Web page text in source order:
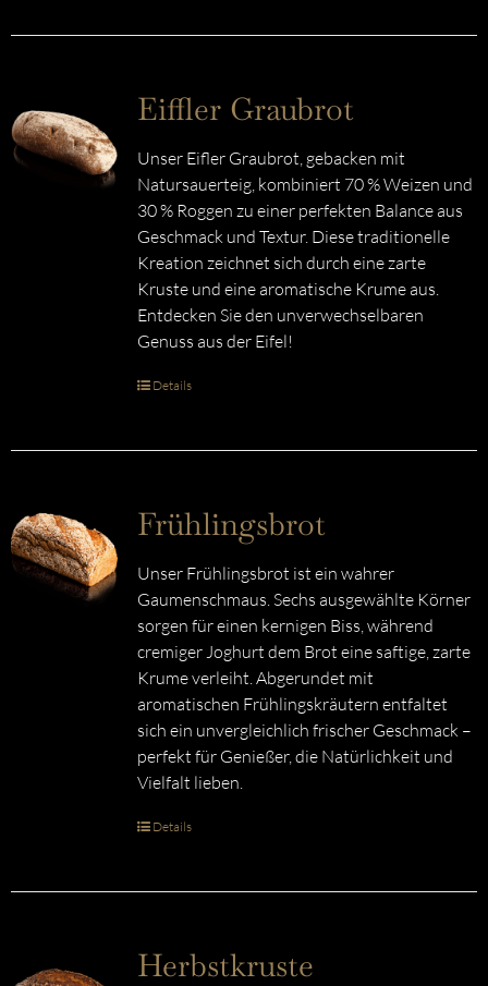
Eiffler Graubrot
Unser Eifler Graubrot, gebacken mit
Natursauerteig, kombiniert 70 % Weizen und
30 % Roggen zu einer perfekten Balance aus
Geschmack und Textur. Diese traditionelle
Kreation zeichnet sich durch eine zarte
Kruste und eine aromatische Krume aus.
Entdecken Sie den unverwechselbaren
Genuss aus der Eifel!
Details
Frühlingsbrot
Unser Frühlingsbrot ist ein wahrer
Gaumenschmaus. Sechs ausgewählte Körner
sorgen für einen kernigen Biss, während
cremiger Joghurt dem Brot eine saftige, zarte
Krume verleiht. Abgerundet mit
aromatischen Frühlingskräutern entfaltet
sich ein unvergleichlich frischer Geschmack –
perfekt für Genießer, die Natürlichkeit und
Vielfalt lieben.
Details
Herbstkruste